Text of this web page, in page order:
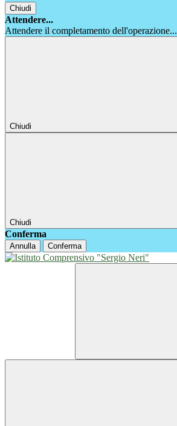
Chiudi
Attendere...
Attendere il completamento dell'operazione...
Chiudi
Chiudi
Conferma
Annulla Conferma